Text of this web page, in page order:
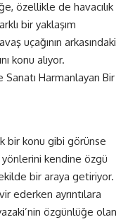
özellikle de havacılık
bir yaklaşım
uçağının arkasındaki
konu alıyor.
bir konu gibi görünse
yönlerini kendine özgü
bir araya getiriyor.
ederken ayrıntılara
özgünlüğe olan